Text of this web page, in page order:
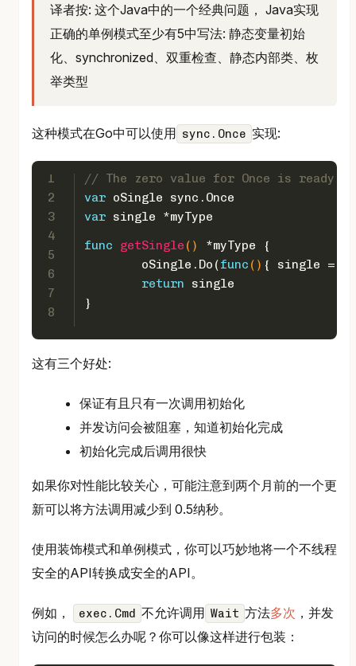
译者按: 这个Java中的一个经典问题， Java实现
正确的单例模式至少有5中写法: 静态变量初始
化、synchronized、双重检查、静态内部类、枚
举类型
这种模式在Go中可以使用 sync.Once 实现:
1
2
3
4
5
6
7
8
// The zero value for Once is ready
var oSingle sync.Once
var single *myType
func
getSingle ()
*myType {
	oSingle.Do(
func () { single =
return single
}
这有三个好处:
保证有且只有一次调用初始化
并发访问会被阻塞，知道初始化完成
初始化完成后调用很快
如果你对性能比较关心，可能注意到两个月前的一个更
新可以将方法调用减少到 0.5纳秒。
使用装饰模式和单例模式，你可以巧妙地将一个不线程
安全的API转换成安全的API。
例如， exec.Cmd 不允许调用 Wait 方法多次 ，并发
访问的时候怎么办呢？你可以像这样进行包装：